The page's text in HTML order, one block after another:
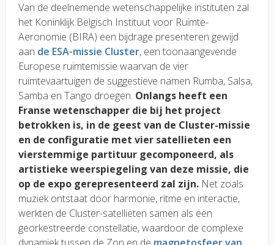
Van de deelnemende wetenschappelijke instituten zal
het Koninklijk Belgisch Instituut voor Ruimte-
Aeronomie (BIRA) een bijdrage presenteren gewijd
aan de ESA-missie Cluster, een toonaangevende
Europese ruimtemissie waarvan de vier
ruimtevaartuigen de suggestieve namen Rumba, Salsa,
Samba en Tango droegen. Onlangs heeft een
Franse wetenschapper die bij het project
betrokken is, in de geest van de Cluster-missie
en de configuratie met vier satellieten een
vierstemmige partituur gecomponeerd, als
artistieke weerspiegeling van deze missie, die
op de expo gerepresenteerd zal zijn. Net zoals
muziek ontstaat door harmonie, ritme en interactie,
werkten de Cluster-satellieten samen als een
georkestreerde constellatie, waardoor de complexe